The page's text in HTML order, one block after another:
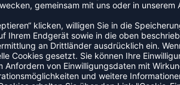
NEW
-20%